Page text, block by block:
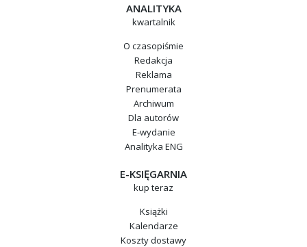
ANALITYKA
kwartalnik
O czasopiśmie
Redakcja
Reklama
Prenumerata
Archiwum
Dla autorów
E-wydanie
Analityka ENG
E-KSIĘGARNIA
kup teraz
Książki
Kalendarze
Koszty dostawy